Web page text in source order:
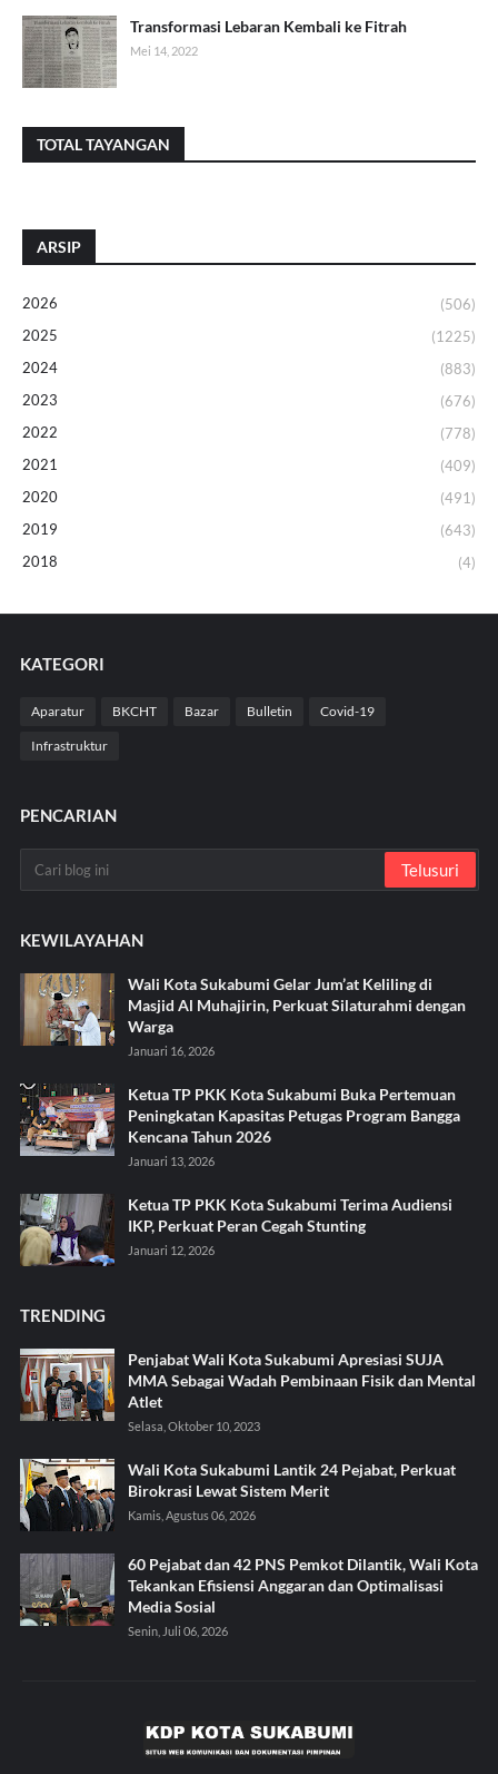
Transformasi Lebaran Kembali ke Fitrah
Mei 14, 2022
TOTAL TAYANGAN
ARSIP
2026
(506)
2025
(1225)
2024
(883)
2023
(676)
2022
(778)
2021
(409)
2020
(491)
2019
(643)
2018
(4)
KATEGORI
Aparatur BKCHT Bazar Bulletin Covid-19
Infrastruktur
PENCARIAN
KEWILAYAHAN
Wali Kota Sukabumi Gelar Jum’at Keliling di
Masjid Al Muhajirin, Perkuat Silaturahmi dengan
Warga
Januari 16, 2026
Ketua TP PKK Kota Sukabumi Buka Pertemuan
Peningkatan Kapasitas Petugas Program Bangga
Kencana Tahun 2026
Januari 13, 2026
Ketua TP PKK Kota Sukabumi Terima Audiensi
IKP, Perkuat Peran Cegah Stunting
Januari 12, 2026
TRENDING
Penjabat Wali Kota Sukabumi Apresiasi SUJA
MMA Sebagai Wadah Pembinaan Fisik dan Mental
Atlet
Selasa, Oktober 10, 2023
Wali Kota Sukabumi Lantik 24 Pejabat, Perkuat
Birokrasi Lewat Sistem Merit
Kamis, Agustus 06, 2026
60 Pejabat dan 42 PNS Pemkot Dilantik, Wali Kota
Tekankan Efisiensi Anggaran dan Optimalisasi
Media Sosial
Senin, Juli 06, 2026